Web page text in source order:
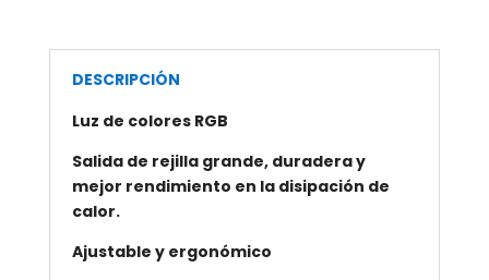
DESCRIPCIÓN
Luz de colores RGB
Salida de rejilla grande, duradera y
mejor rendimiento en la disipación de
calor.
Ajustable y ergonómico